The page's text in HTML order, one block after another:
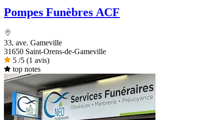
Pompes Funèbres ACF
33, ave. Gameville
31650 Saint-Orens-de-Gameville
5 /5 (1 avis)
top notes